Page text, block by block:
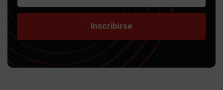
Inscribirse